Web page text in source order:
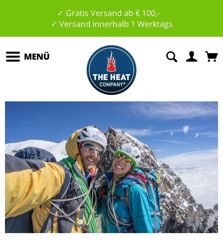
✓ Gratis Versand ab € 100,-
✓ Versand innerhalb 1 Werktags
MENÜ